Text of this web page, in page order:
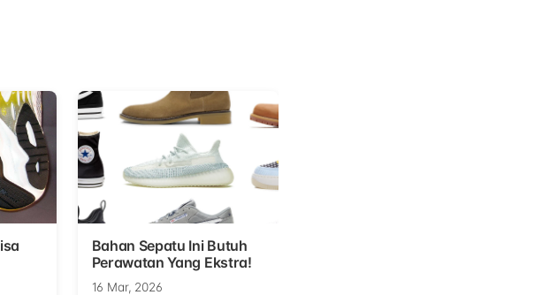
Bahan Sepatu Ini Butuh
Perawatan Yang Ekstra!
16 Mar, 2026